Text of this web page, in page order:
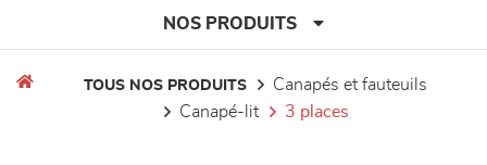
NOS PRODUITS
TOUS NOS PRODUITS
canapés et fauteuils
canapé-lit
3 places